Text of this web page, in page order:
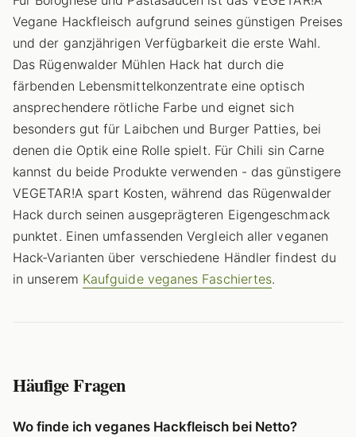
Vegane Hackfleisch aufgrund seines günstigen Preises
und der ganzjährigen Verfügbarkeit die erste Wahl.
Das Rügenwalder Mühlen Hack hat durch die
färbenden Lebensmittelkonzentrate eine optisch
ansprechendere rötliche Farbe und eignet sich
besonders gut für Laibchen und Burger Patties, bei
denen die Optik eine Rolle spielt. Für Chili sin Carne
kannst du beide Produkte verwenden - das günstigere
VEGETAR!A spart Kosten, während das Rügenwalder
Hack durch seinen ausgeprägteren Eigengeschmack
punktet. Einen umfassenden Vergleich aller veganen
Hack-Varianten über verschiedene Händler findest du
in unserem Kaufguide veganes Faschiertes.
Häufige Fragen
Wo finde ich veganes Hackfleisch bei Netto?